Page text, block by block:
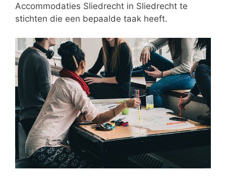
Accommodaties Sliedrecht in Sliedrecht te
stichten die een bepaalde taak heeft.